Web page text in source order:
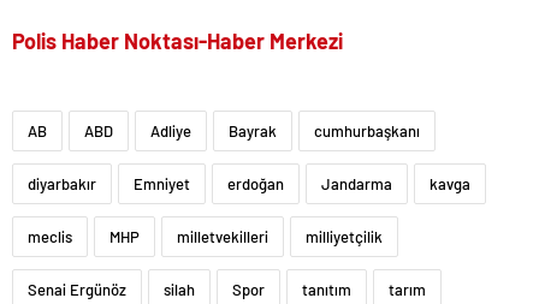
Polis Haber Noktası-Haber Merkezi
AB ABD Adliye Bayrak cumhurbaşkanı
diyarbakır Emniyet erdoğan Jandarma kavga
meclis MHP milletvekilleri milliyetçilik
Senai Ergünöz silah Spor tanıtım tarım